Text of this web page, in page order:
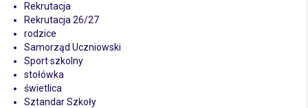
Rekrutacja
Rekrutacja 26/27
rodzice
Samorząd Uczniowski
Sport szkolny
stołówka
świetlica
Sztandar Szkoły